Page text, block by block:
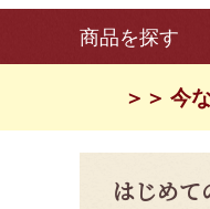
商品を探す
＞＞ 今
はじめて